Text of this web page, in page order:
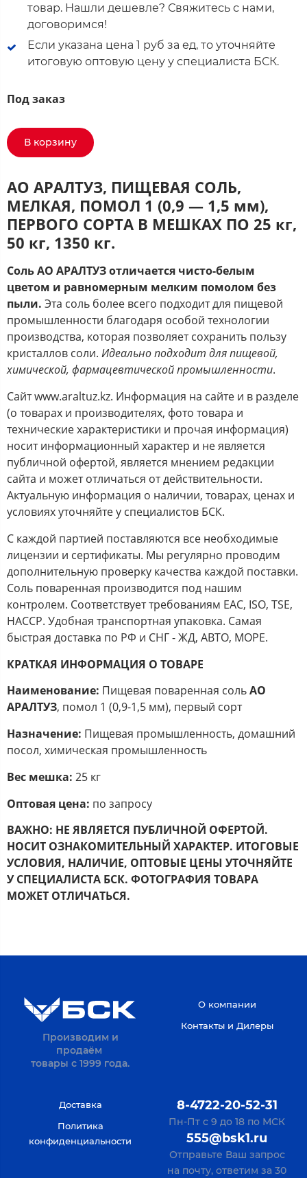
товар. Нашли дешевле? Свяжитесь с нами,
договоримся!
Если указана цена 1 руб за ед, то уточняйте
итоговую оптовую цену у специалиста БСК.
Под заказ
В корзину
АО АРАЛТУЗ, ПИЩЕВАЯ СОЛЬ,
МЕЛКАЯ, ПОМОЛ 1 (0,9 — 1,5 мм),
ПЕРВОГО СОРТА В МЕШКАХ ПО 25 кг,
50 кг, 1350 кг.
Соль АО АРАЛТУЗ отличается чисто-белым
цветом и равномерным мелким помолом без
пыли. Эта соль более всего подходит для пищевой
промышленности благодаря особой технологии
производства, которая позволяет сохранить пользу
кристаллов соли. Идеально подходит для пищевой,
химической, фармацевтической промышленности.
Сайт www.araltuz.kz. Информация на сайте и в разделе
(о товарах и производителях, фото товара и
технические характеристики и прочая информация)
носит информационный характер и не является
публичной офертой, является мнением редакции
сайта и может отличаться от действительности.
Актуальную информация о наличии, товарах, ценах и
условиях уточняйте у специалистов БСК.
С каждой партией поставляются все необходимые
лицензии и сертификаты. Мы регулярно проводим
дополнительную проверку качества каждой поставки.
Соль поваренная производится под нашим
контролем. Соответствует требованиям EAC, ISO, TSE,
HACCP. Удобная транспортная упаковка. Самая
быстрая доставка по РФ и СНГ - ЖД, АВТО, МОРЕ.
КРАТКАЯ ИНФОРМАЦИЯ О ТОВАРЕ
Наименование: Пищевая поваренная сольАО
АРАЛТУЗ, помол 1 (0,9-1,5 мм), первый сорт
Назначение: Пищевая промышленность, домашний
посол, химическая промышленность
Вес мешка: 25 кг
Оптовая цена: по запросу
ВАЖНО: НЕ ЯВЛЯЕТСЯ ПУБЛИЧНОЙ ОФЕРТОЙ.
НОСИТ ОЗНАКОМИТЕЛЬНЫЙ ХАРАКТЕР. ИТОГОВЫЕ
УСЛОВИЯ, НАЛИЧИЕ, ОПТОВЫЕ ЦЕНЫ УТОЧНЯЙТЕ
У СПЕЦИАЛИСТА БСК. ФОТОГРАФИЯ ТОВАРА
МОЖЕТ ОТЛИЧАТЬСЯ.
Производим и
продаём
товары с 1999 года.
О компании
Контакты и Дилеры
Доставка
Политика
конфиденциальности
8-4722-20-52-31
Пн-Пт с 9 до 18 по МСК
555@bsk1.ru
Отправьте Ваш запрос
на почту, ответим за 30